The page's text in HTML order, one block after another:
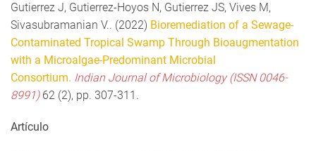
Gutierrez J, Gutierrez-Hoyos N, Gutierrez JS, Vives M,
Sivasubramanian V.. (2022) Bioremediation of a Sewage-
Contaminated Tropical Swamp Through Bioaugmentation
with a Microalgae-Predominant Microbial
Consortium. Indian Journal of Microbiology (ISSN 0046-
8991)62 (2), pp. 307-311.
Artículo